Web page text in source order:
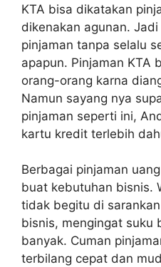
KTA bisa dikatakan
dikenakan agunan.
pinjaman tanpa selalu
apapun. Pinjaman KTA
orang-orang karna
Namun sayang nya
pinjaman seperti ini,
kartu kredit terlebih
Berbagai pinjaman
buat kebutuhan bisnis.
tidak begitu di
bisnis, mengingat suku
banyak. Cuman
terbilang cepat dan